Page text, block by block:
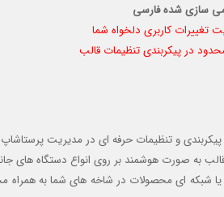
سازی شده فارسی
در پیکربندی تنظیمات قالب
پیکربندی و تنظیمات حرفه ای در مدیریت
به صورت هوشمند بر روی انواع دستگاه های
شبکه ای محصولات در شاخه های شما به